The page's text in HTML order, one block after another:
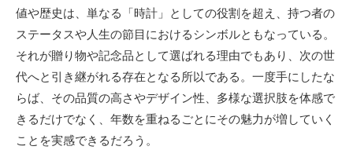
値や歴史は、単なる「時計」としての役割を超え、持つ者の
ステータスや人生の節目におけるシンボルともなっている。
それが贈り物や記念品として選ばれる理由でもあり、次の世
代へと引き継がれる存在となる所以である。一度手にしたな
らば、その品質の高さやデザイン性、多様な選択肢を体感で
きるだけでなく、年数を重ねるごとにその魅力が増していく
ことを実感できるだろう。